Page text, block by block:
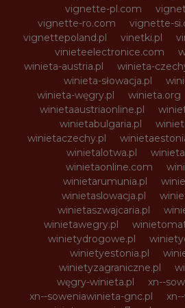
vignette-pl.com
vignette-ro.com
vignette-
vignettepoland.pl
vinetki.pl
vinieteelectronice.com
winieta-austria.pl
winieta-
winieta-słowacja.pl
winieta-węgry.pl
winieta.org
winietaaustriaonline.pl
winietabulgaria.pl
winietaczechy.pl
winietalotwa.pl
winietaonline.com
winietarumunia.pl
winietaslowacja.pl
winietaszwajcaria.pl
winietawegry.pl
winietydrogowe.pl
winietyestonia.pl
winietyzagraniczne.pl
węgry-winieta.pl
xn--
xn--soweniawinieta-gnc.pl